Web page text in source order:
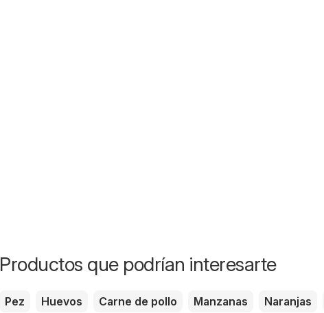
Productos que podrían interesarte
Pez Huevos Carne de pollo Manzanas Naranjas